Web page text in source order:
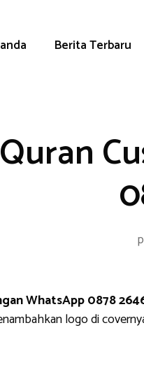
Berita Terbaru
WhatsApp 0878
logo di